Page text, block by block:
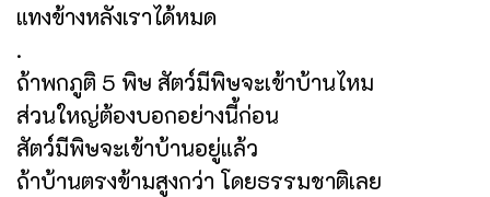
แทงข้างหลังเราได้หมด
.
ถ้าพกภูติ 5 พิษ สัตว์มีพิษจะเข้าบ้านไหม
ส่วนใหญ่ต้องบอกอย่างนี้ก่อน
สัตว์มีพิษจะเข้าบ้านอยู่แล้ว
ถ้าบ้านตรงข้ามสูงกว่า โดยธรรมชาติเลย